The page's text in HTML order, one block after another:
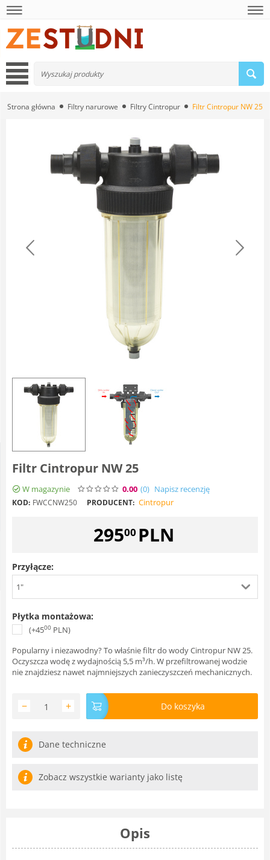
Strona główna Filtry narurowe Filtry Cintropur Filtr Cintropur NW 25
Filtr Cintropur NW 25
W magazynie 0.00 (0) Napisz recenzję
KOD: FWCCNW250 PRODUCENT: Cintropur
29500 PLN
Przyłącze:
1"
Płytka montażowa:
(+4500 PLN)
Popularny i niezawodny? To właśnie filtr do wody Cintropur NW 25.
Oczyszcza wodę z wydajnością 5,5 m³/h. W przefiltrowanej wodzie
nie znajdziesz nawet najmniejszych zanieczyszczeń mechanicznych.
+
− Do koszyka
Dane techniczne
Zobacz wszystkie warianty jako listę
Opis